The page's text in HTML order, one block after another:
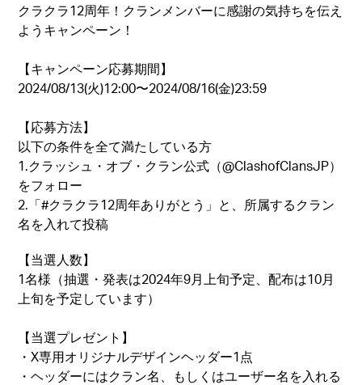
クラクラ12周年！クランメンバーに感謝の気持ちを伝え
ようキャンペーン！
【キャンペーン応募期間】
2024/08/13(火)12:00〜2024/08/16(金)23:59
【応募方法】
以下の条件を全て満たしている方
1.クラッシュ・オブ・クラン公式（@ClashofClansJP）
をフォロー
2.「#クラクラ12周年ありがとう」と、所属するクラン
名を入れて投稿
【当選人数】
1名様（抽選・発表は2024年9月上旬予定、配布は10月
上旬を予定しています）
【当選プレゼント】
・X専用オリジナルデザインヘッダー1点
・ヘッダーにはクラン名、もしくはユーザー名を入れる